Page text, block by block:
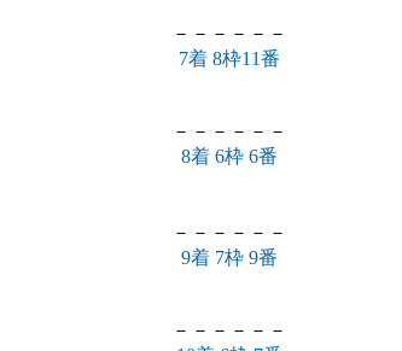
－－－－－－
7着 8枠11番
－－－－－－
8着 6枠 6番
－－－－－－
9着 7枠 9番
－－－－－－